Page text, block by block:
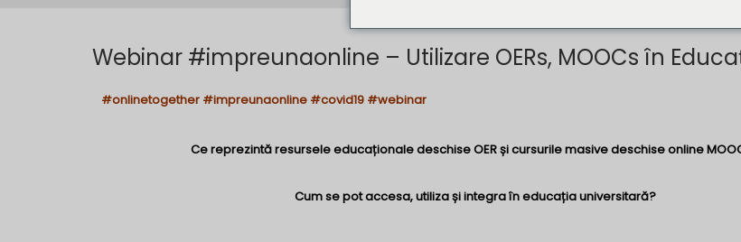
Webinar #impreunaonline – Utilizare OERs, MOOCs în
#onlinetogether #impreunaonline #covid19 #webinar
Ce reprezintă resursele educaționale deschise OER și cursurile masive deschise online
Cum se pot accesa, utiliza și integra în educația universitară?